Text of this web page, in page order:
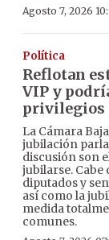
Agosto 7, 2026
Política
Reflotan
VIP y
privilegios
La Cámara
jubilación
discusión son
jubilarse.
diputados y
así como la
medida
comunes.